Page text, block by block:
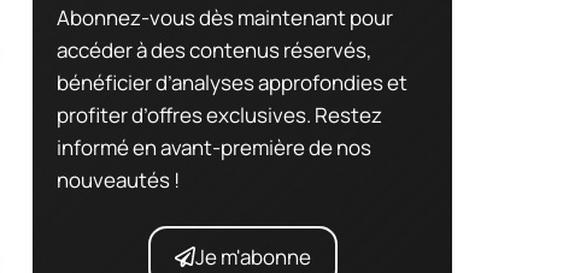
Abonnez-vous dès maintenant pour
accéder à des contenus réservés,
bénéficier d’analyses approfondies et
profiter d’offres exclusives. Restez
informé en avant-première de nos
nouveautés !
Je m'abonne